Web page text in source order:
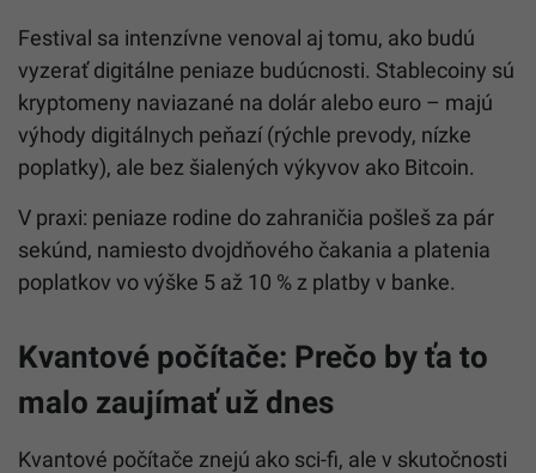
Festival sa intenzívne venoval aj tomu, ako budú
vyzerať digitálne peniaze budúcnosti. Stablecoiny sú
kryptomeny naviazané na dolár alebo euro – majú
výhody digitálnych peňazí (rýchle prevody, nízke
poplatky), ale bez šialených výkyvov ako Bitcoin.
V praxi: peniaze rodine do zahraničia pošleš za pár
sekúnd, namiesto dvojdňového čakania a platenia
poplatkov vo výške 5 až 10 % z platby v banke.
Kvantové počítače: Prečo by ťa to
malo zaujímať už dnes
Kvantové počítače znejú ako sci-fi, ale v skutočnosti